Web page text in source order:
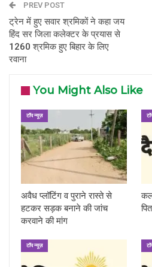
PREV POST
ट्रेन में हुए सवार श्रमिकों ने कहा जय
हिंद सर जिला कलेक्टर के प्रयास से
1260 श्रमिक हुए बिहार के लिए
रवाना
You Might Also Like
टॉप न्यूज़
अवैध प्लॉटिंग व पुराने रास्ते से
हटकर सड़क बनाने की जांच
करवाने की मांग
टॉप न्यूज़